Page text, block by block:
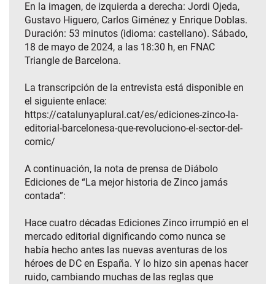
En la imagen, de izquierda a derecha: Jordi Ojeda,
Gustavo Higuero, Carlos Giménez y Enrique Doblas.
Duración: 53 minutos (idioma: castellano). Sábado,
18 de mayo de 2024, a las 18:30 h, en FNAC
Triangle de Barcelona.
La transcripción de la entrevista está disponible en
el siguiente enlace:
https://catalunyaplural.cat/es/ediciones-zinco-la-
editorial-barcelonesa-que-revoluciono-el-sector-del-
comic/
A continuación, la nota de prensa de Diábolo
Ediciones de “La mejor historia de Zinco jamás
contada”:
Hace cuatro décadas Ediciones Zinco irrumpió en el
mercado editorial dignificando como nunca se
había hecho antes las nuevas aventuras de los
héroes de DC en España. Y lo hizo sin apenas hacer
ruido, cambiando muchas de las reglas que